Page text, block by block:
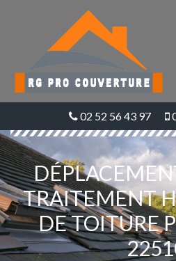
02 52 56 43 97
TRAITEMENT
DE TOITURE